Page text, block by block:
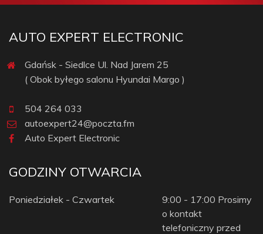
AUTO EXPERT ELECTRONIC
Gdańsk - Siedlce Ul. Nad Jarem 25
( Obok byłego salonu Hyundai Margo )
504 264 033
autoexpert24@poczta.fm
Auto Expert Electronic
GODZINY OTWARCIA
Poniedziałek - Czwartek
9:00 - 17:00 Prosimy
o kontakt
telefoniczny przed